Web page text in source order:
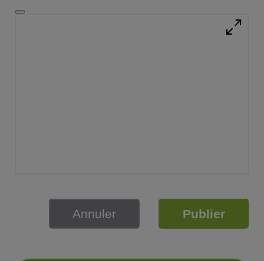
Annuler Publier